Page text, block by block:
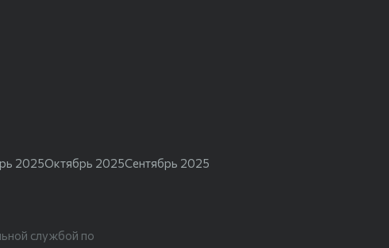
2025Октябрь 2025Сентябрь 2025
службой по